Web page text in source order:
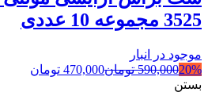
3525 مجموعه 10 عددی
موجود در انبار
20%
590,000 تومان470,000 تومان
بستن